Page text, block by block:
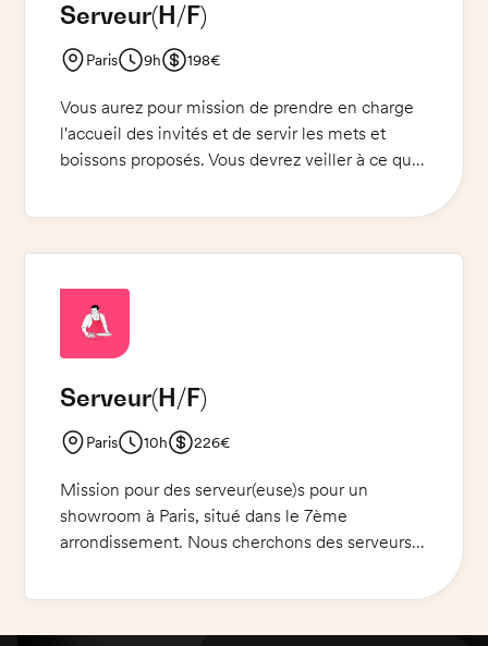
Serveur(H/F)
Paris 9h 198€
Vous aurez pour mission de prendre en charge
l'accueil des invités et de servir les mets et
boissons proposés. Vous devrez veiller à ce que
un service impeccable. Vous serez responsable
à ce que la salle soit propre et rangée et à ce
que toutes les consignes de sécurité
alimentaire soient respectées.
Serveur(H/F)
Paris 10h 226€
Mission pour des serveur(euse)s pour un
showroom à Paris, situé dans le 7ème
arrondissement. Nous cherchons des serveurs
tout au long de la journée : café, eau, jus et